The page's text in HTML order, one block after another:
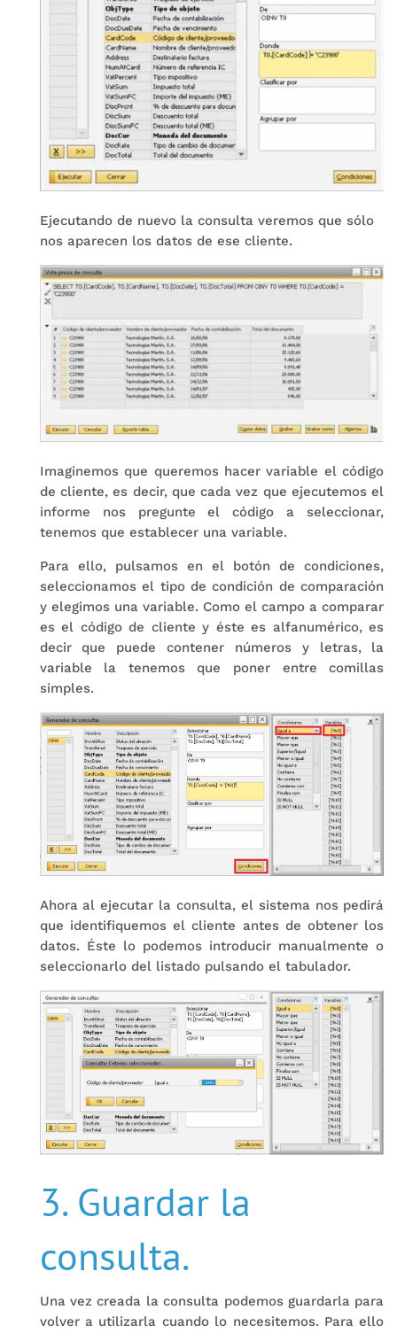
Ejecutando de nuevo la consulta veremos que sólo
nos aparecen los datos de ese cliente.
Imaginemos que queremos hacer variable el código
de cliente, es decir, que cada vez que ejecutemos el
informe nos pregunte el código a seleccionar,
tenemos que establecer una variable.
Para ello, pulsamos en el botón de condiciones,
seleccionamos el tipo de condición de comparación
y elegimos una variable. Como el campo a comparar
es el código de cliente y éste es alfanumérico, es
decir que puede contener números y letras, la
variable la tenemos que poner entre comillas
simples.
Ahora al ejecutar la consulta, el sistema nos pedirá
que identifiquemos el cliente antes de obtener los
datos. Éste lo podemos introducir manualmente o
seleccionarlo del listado pulsando el tabulador.
3. Guardar la
consulta.
Una vez creada la consulta podemos guardarla para
volver a utilizarla cuando lo necesitemos. Para ello